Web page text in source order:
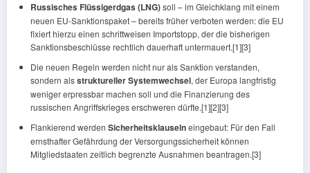
Russisches Flüssigerdgas (LNG)soll – im Gleichklang mit einem
neuen EU-Sanktionspaket – bereits früher verboten werden: die EU
fixiert hierzu einen schrittweisen Importstopp, der die bisherigen
Sanktionsbeschlüsse rechtlich dauerhaft untermauert.[1][3]
Die neuen Regeln werden nicht nur als Sanktion verstanden,
sondern alsstruktureller Systemwechsel, der Europa langfristig
weniger erpressbar machen soll und die Finanzierung des
russischen Angriffskrieges erschweren dürfte.[1][2][3]
Flankierend werden Sicherheitsklauselneingebaut: Für den Fall
ernsthafter Gefährdung der Versorgungssicherheit können
Mitgliedstaaten zeitlich begrenzte Ausnahmen beantragen.[3]